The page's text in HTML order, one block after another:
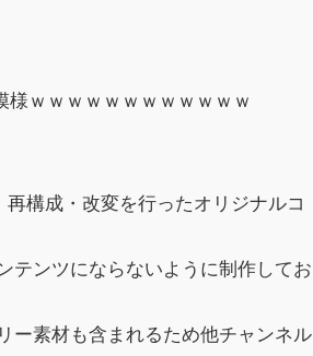
様ｗｗｗｗｗｗｗｗｗｗｗｗ
構成・改変を行ったオリジナルコ
テンツにならないように制作してお
ー素材も含まれるため他チャンネル